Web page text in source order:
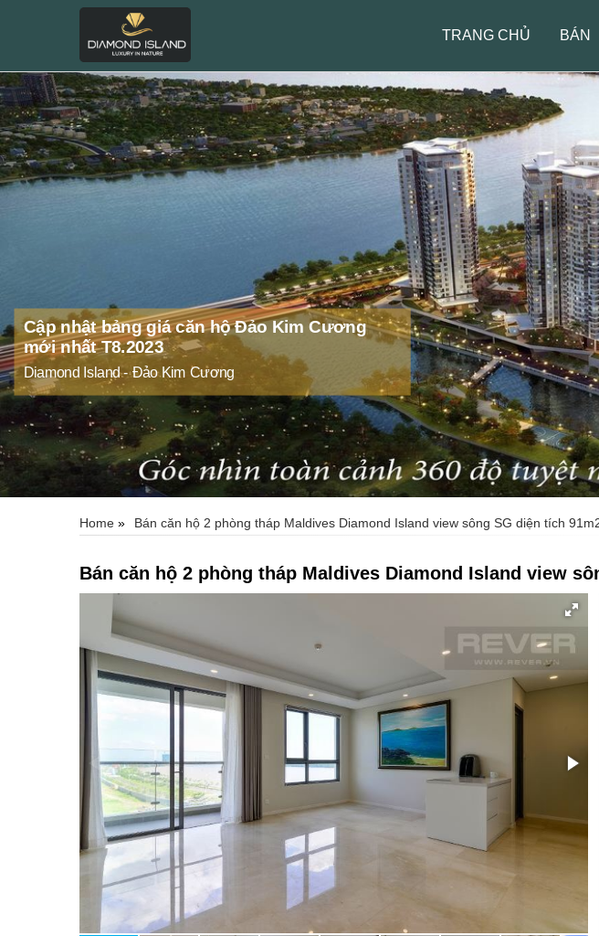
TRANG CHỦ BÁN
Home » Bán căn hộ 2 phòng tháp Maldives Diamond Island view sông SG diện tích
Bán căn hộ 2 phòng tháp Maldives Diamond Island view